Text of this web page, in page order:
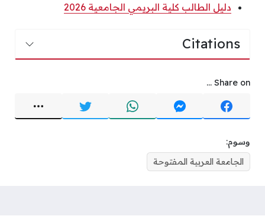
دليل الطالب كلية البريمي الجامعية 2026
Citations
Share on ...
وسوم:
الجامعة العربية المفتوحة